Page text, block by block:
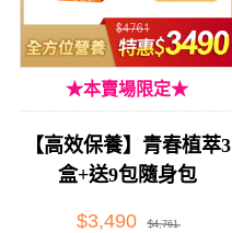
★本賣場限定★
【高效保養】青春植萃3
盒+送9包隨身包
$3,490 $4,761